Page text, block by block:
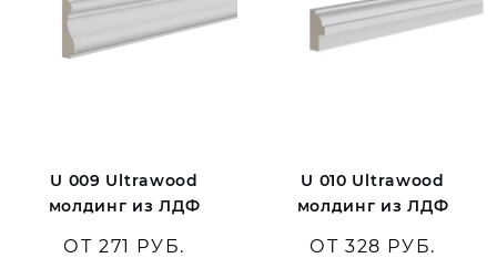
U 009 Ultrawood
молдинг из ЛДФ
ОТ 271 РУБ.
U 010 Ultrawood
молдинг из ЛДФ
ОТ 328 РУБ.